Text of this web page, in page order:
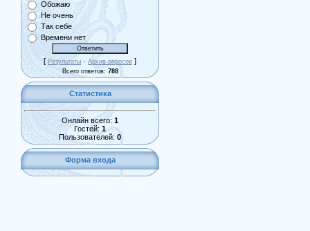
Обожаю
Не очень
Так себе
Времени нет
[ Результаты · Архив опросов ]
Всего ответов: 788
Статистика
Онлайн всего: 1
Гостей: 1
Пользователей: 0
Форма входа